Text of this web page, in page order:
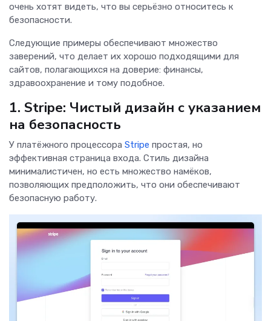
очень хотят видеть, что вы серьёзно относитесь к
безопасности.
Следующие примеры обеспечивают множество
заверений, что делает их хорошо подходящими для
сайтов, полагающихся на доверие: финансы,
здравоохранение и тому подобное.
1. Stripe: Чистый дизайн с указанием
на безопасность
У платёжного процессора Stripe простая, но
эффективная страница входа. Стиль дизайна
минималистичен, но есть множество намёков,
позволяющих предположить, что они обеспечивают
безопасную работу.